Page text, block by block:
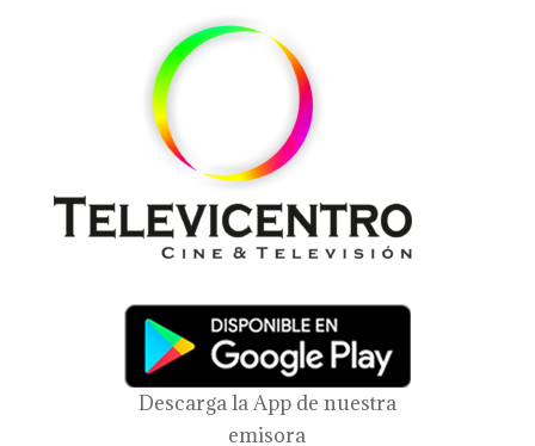
Descarga la App de nuestra
emisora